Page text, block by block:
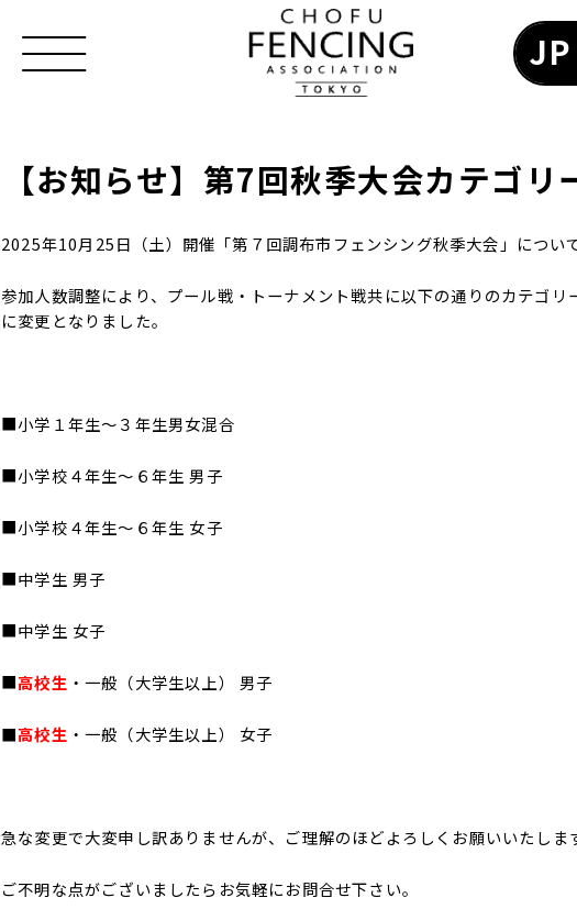
JP
【お知らせ】第7回秋季大会カテゴリ
2025年10月25日（土）開催「第７回調布市フェンシング秋季大会」につい
参加人数調整により、プール戦・トーナメント戦共に以下の通りのカテゴリ
に変更となりました。
■小学１年生～３年生男女混合
■小学校４年生～６年生 男子
■小学校４年生～６年生 女子
■中学生 男子
■中学生 女子
■高校生 ・一般（大学生以上） 男子
■高校生 ・一般（大学生以上） 女子
急な変更で大変申し訳ありませんが、ご理解のほどよろしくお願いいたしま
ご不明な点がございましたらお気軽にお問合せ下さい。